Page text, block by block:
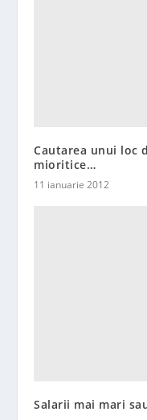
Cautarea unui loc
mioritice…
11 ianuarie 2012
Salarii mai mari